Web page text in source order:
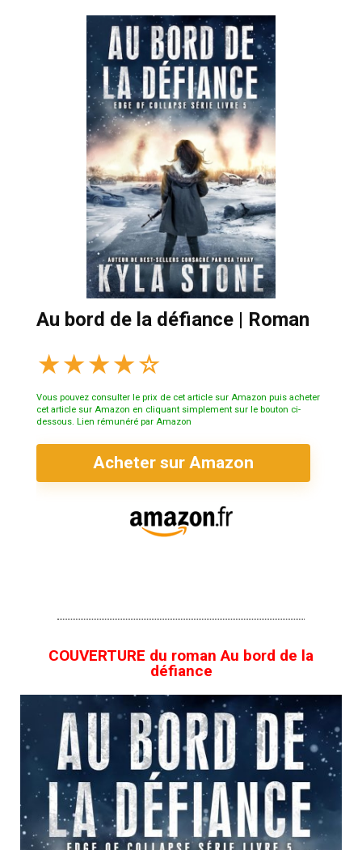
Au bord de la défiance | Roman
★★★★☆
Vous pouvez consulter le prix de cet article sur Amazon puis acheter
cet article sur Amazon en cliquant simplement sur le bouton ci-
dessous. Lien rémunéré par Amazon
Acheter sur Amazon
COUVERTURE du roman Au bord de la
défiance